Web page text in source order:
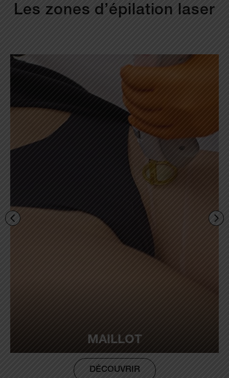
Les zones d’épilation laser
MAILLOT
DÉCOUVRIR